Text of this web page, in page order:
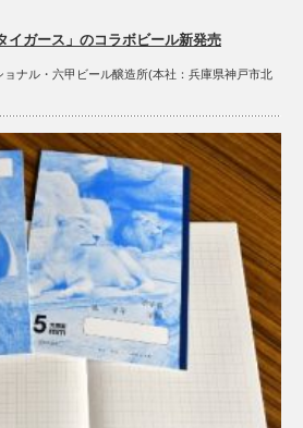
イガース」のコラボビール新発売
ナル・六甲ビール醸造所(本社：兵庫県神戸市北